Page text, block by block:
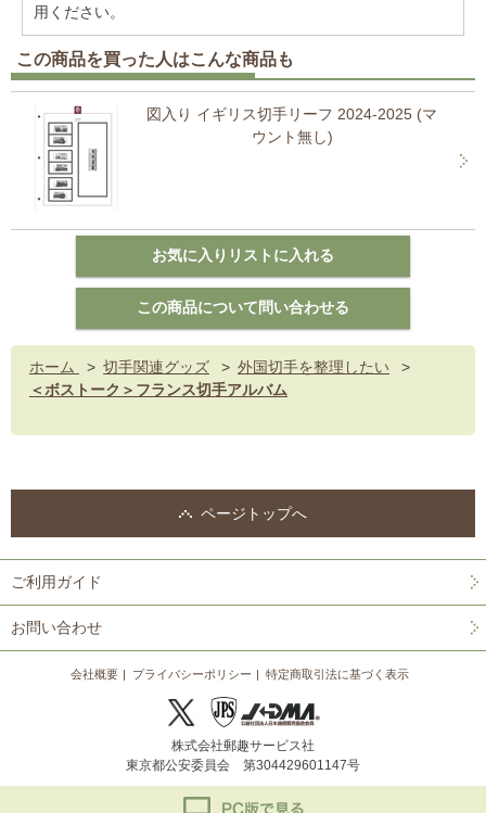
用ください。
この商品を買った人はこんな商品も
図入り イギリス切手リーフ 2024-2025 (マ
ウント無し)
ホーム > 切手関連グッズ > 外国切手を整理したい
>
＜ボストーク＞フランス切手アルバム
ページトップへ
ご利用ガイド
お問い合わせ
会社概要 プライバシーポリシー 特定商取引法に基づく表示
株式会社郵趣サービス社
東京都公安委員会 第304429601147号